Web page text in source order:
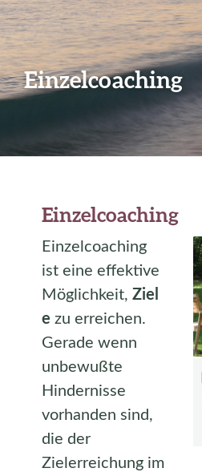
Einzelcoaching
Einzelcoaching
Einzelcoaching
ist eine effektive
Möglichkeit,Ziel
e zu erreichen.
Gerade wenn
unbewußte
Hindernisse
vorhanden sind,
die der
Zielerreichung im